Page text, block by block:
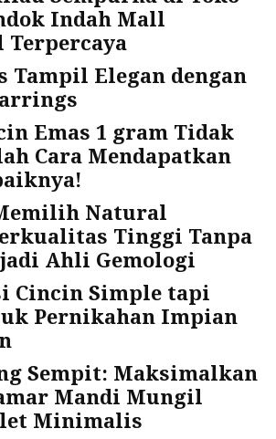
Indah Mall
Terpercaya
Tampil Elegan dengan
Emas 1 gram Tidak
Cara Mendapatkan
Natural
Tinggi Tanpa
Ahli Gemologi
Cincin Simple tapi
Pernikahan Impian
Sempit: Maksimalkan
Mandi Mungil
Minimalis